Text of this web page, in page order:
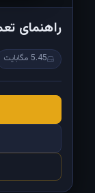
راهنمای
5.45 مگابایت